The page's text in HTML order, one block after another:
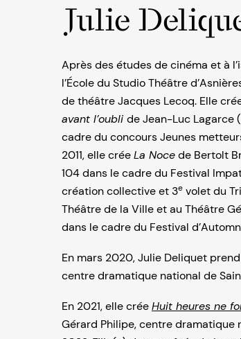
Julie
Après des études de cinéma et à
l’École du Studio Théâtre
de théâtre Jacques Lecoq. Elle
avant l’oubli de Jean-Luc Lagarce
cadre du concours Jeunes
2011, elle créeLa Nocede Bertolt
104 dans le cadre du Festival
création collective et 3e volet du
Théâtre de la Ville et au Théâtre
dans le cadre du Festival
En mars 2020, Julie Deliquet
centre dramatique national de
En 2021, elle créeHuit heures ne
Gérard Philipe, centre